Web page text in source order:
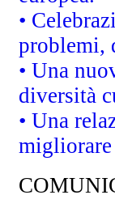
•
problemi,
• Una
diversità
• Una
migliorare